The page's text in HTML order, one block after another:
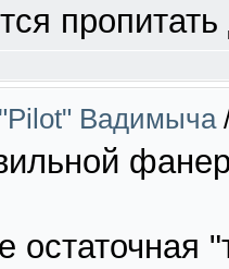
Вадимыча
остаточная